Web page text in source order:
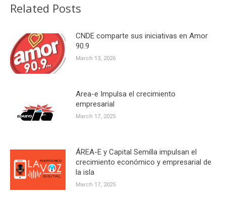
Related Posts
CNDE comparte sus iniciativas en Amor
90.9
March 13, 2026
Area-e Impulsa el crecimiento
empresarial
March 17, 2025
ÁREA-E y Capital Semilla impulsan el
crecimiento económico y empresarial de
la isla
March 17, 2025